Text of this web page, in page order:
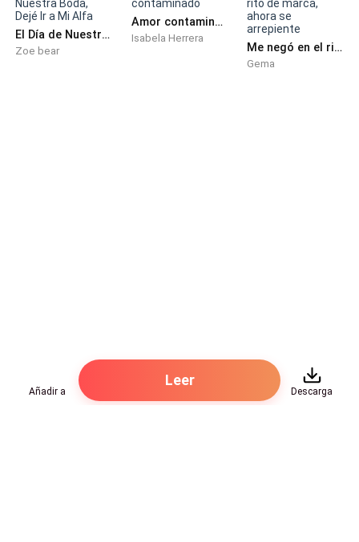
La noche seguía ahí afuera, fría y silenciosa, y yo
estaba sola; como una bufona que nadie recordaba.
Pasó una semana entera y nadie regresó a casa.
El Día de Nuestra Boda, Dejé Ir a Mi Alfa
Zoe bear
Amor contaminado
Isabela Herrera
Me negó en el rito de marca, ahora se arrepiente
Gema
Añadir a
Leer
Descarga